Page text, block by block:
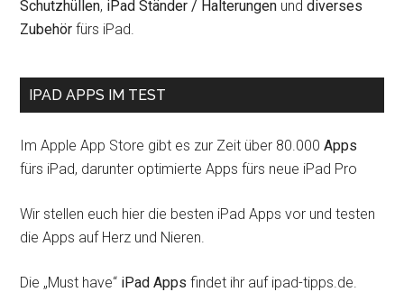
Schutzhüllen, iPad Ständer / Halterungen unddiverses
Zubehör fürs iPad.
IPAD APPS IM TEST
Im Apple App Store gibt es zur Zeit über 80.000Apps
fürs iPad, darunter optimierte Apps fürs neue iPad Pro
Wir stellen euch hier die besten iPad Apps vor und testen
die Apps auf Herz und Nieren.
Die „Must have“ iPad Apps findet ihr auf ipad-tipps.de.